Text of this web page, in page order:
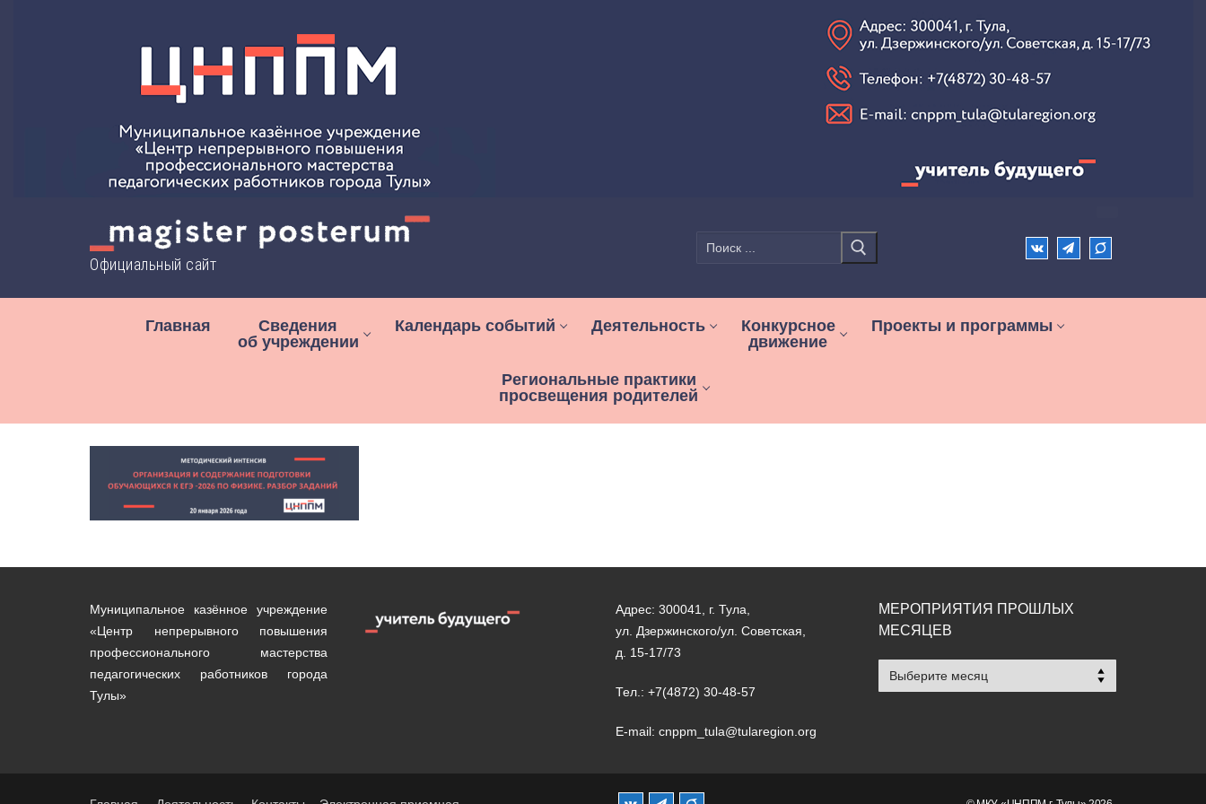
Официальный сайт
Найти:
Главная
Сведения
об учреждении
Календарь событий Деятельность
Конкурсное
движение
Проекты и программы
Региональные практики
просвещения родителей
Муниципальное казённое учреждение
«Центр непрерывного повышения
профессионального мастерства
педагогических работников города
Тулы»
Адрес: 300041, г. Тула,
ул. Дзержинского/ул. Советская,
д. 15-17/73
Тел.: +7(4872) 30-48-57
E-mail: cnppm_tula@tularegion.org
МЕРОПРИЯТИЯ ПРОШЛЫХ
МЕСЯЦЕВ
Мероприятия
прошлых